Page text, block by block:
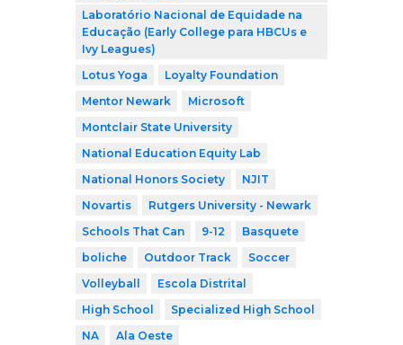
Laboratório Nacional de Equidade na
Educação (Early College para HBCUs e
Ivy Leagues)
Lotus Yoga
Loyalty Foundation
Mentor Newark
Microsoft
Montclair State University
National Education Equity Lab
National Honors Society
NJIT
Novartis
Rutgers University - Newark
Schools That Can
9-12
Basquete
boliche
Outdoor Track
Soccer
Volleyball
Escola Distrital
High School
Specialized High School
NA
Ala Oeste